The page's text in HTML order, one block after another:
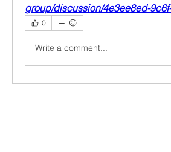
group/discussion/4e3ee8ed-
0
Write a comment...